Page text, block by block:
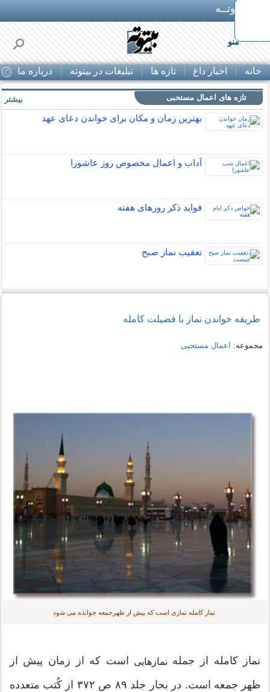
بـیتوتــه
منو
خانه اخبار داغ تازه ها تبلیغات در بیتوته درباره ما
تازه های اعمال مستحبی
بهترین زمان و مکان برای خواندن دعای عهد
آداب و اعمال مخصوص روز عاشورا
فواید ذکر روزهای هفته
تعقیب نماز صبح
بیشتر
طریقه خواندن نماز با فضیلت کامله
مجموعه: اعمال مستحبی
نماز کامله نمازی است که پیش از ظهر‌جمعه خوانده می شود
نماز کامله از جمله نمازهایی
است که از زمان پیش از
ظهر جمعه است. در بحار جلد ۸۹ ص ۳۷۲ از کُتب متعدده